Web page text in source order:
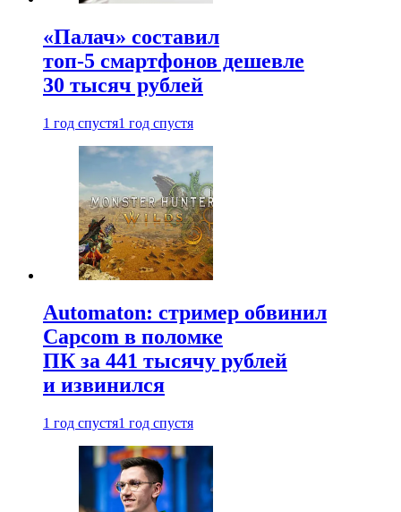
«Палач» составил
топ-5 смартфонов дешевле
30 тысяч рублей
1 год спустя1 год спустя
Automaton: стример обвинил
Capcom в поломке
ПК за 441 тысячу рублей
и извинился
1 год спустя1 год спустя